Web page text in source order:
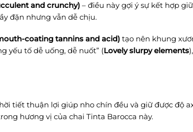
and crunchy) – điều này gợi ý sự kết hợp
đặn nhưng vẫn dễ chịu.
coating tannins and acid) tạo nên khung
yếu tố dễ uống, dễ nuốt” (Lovely slurpy elements
tiết thuận lợi giúp nho chín đều và giữ được độ
hương vị của chai Tinta Barocca này.